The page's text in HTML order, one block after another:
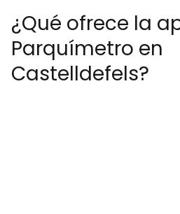
¿Qué ofrece la
Parquímetro en
Castelldefels?